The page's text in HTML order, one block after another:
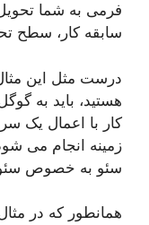
فرمی به شما
سابقه کار، سطح
درست مثل این
هستید، باید به
کار با اعمال یک
زمینه انجام می
سئو به خصوص
همانطور که در مثال